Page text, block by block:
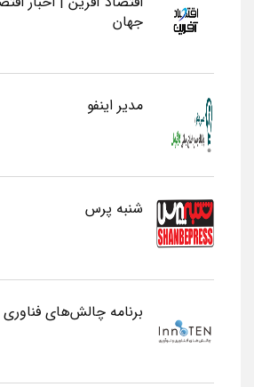
جهان
مدیر اینفو
شنبه پرس
برنامه چالش‌های